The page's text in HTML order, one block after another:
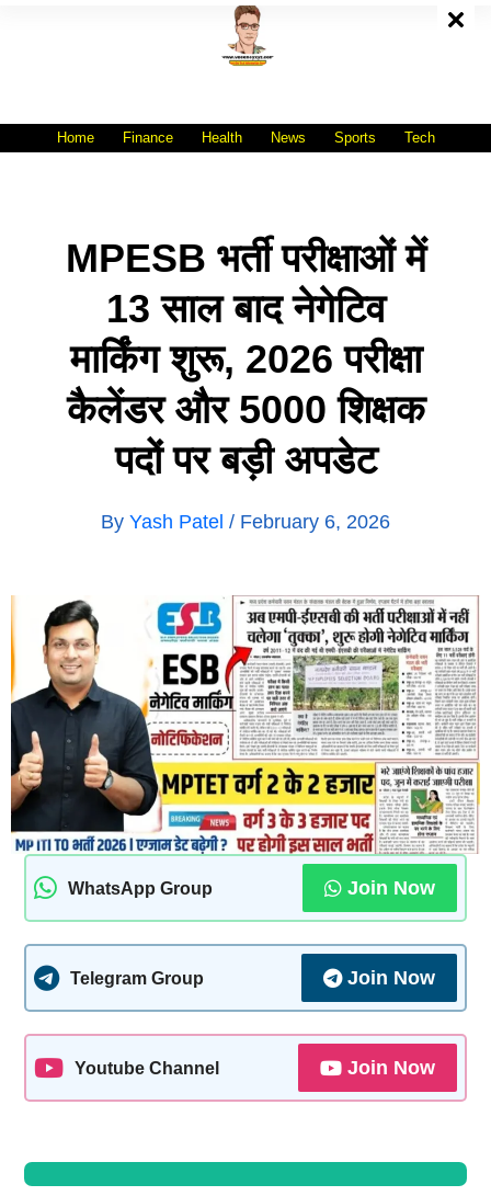
Home Finance Health News Sports Tech
MPESB भर्ती परीक्षाओं में
13 साल बाद नेगेटिव
मार्किंग शुरू, 2026 परीक्षा
कैलेंडर और 5000 शिक्षक
पदों पर बड़ी अपडेट
By Yash Patel / February 6, 2026
WhatsApp Group Join Now
Telegram Group Join Now
Youtube Channel Join Now